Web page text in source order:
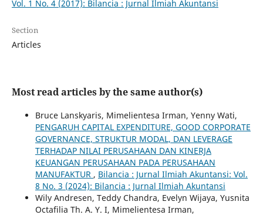
Vol. 1 No. 4 (2017): Bilancia : Jurnal Ilmiah Akuntansi
Section
Articles
Most read articles by the same author(s)
Bruce Lanskyaris, Mimelientesa Irman, Yenny Wati,
PENGARUH CAPITAL EXPENDITURE, GOOD CORPORATE
GOVERNANCE, STRUKTUR MODAL, DAN LEVERAGE
TERHADAP NILAI PERUSAHAAN DAN KINERJA
KEUANGAN PERUSAHAAN PADA PERUSAHAAN
MANUFAKTUR , Bilancia : Jurnal Ilmiah Akuntansi: Vol.
8 No. 3 (2024): Bilancia : Jurnal Ilmiah Akuntansi
Wily Andresen, Teddy Chandra, Evelyn Wijaya, Yusnita
Octafilia Th. A. Y. I, Mimelientesa Irman,